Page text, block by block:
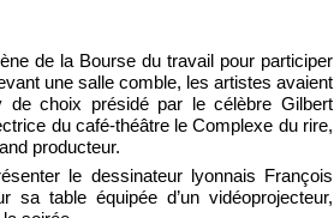
de la Bourse du travail pour participer
une salle comble, les artistes avaient
de choix présidé par le célèbre Gilbert
du café-théâtre le Complexe du rire,
producteur.
le dessinateur lyonnais François
table équipée d’un vidéoprojecteur,